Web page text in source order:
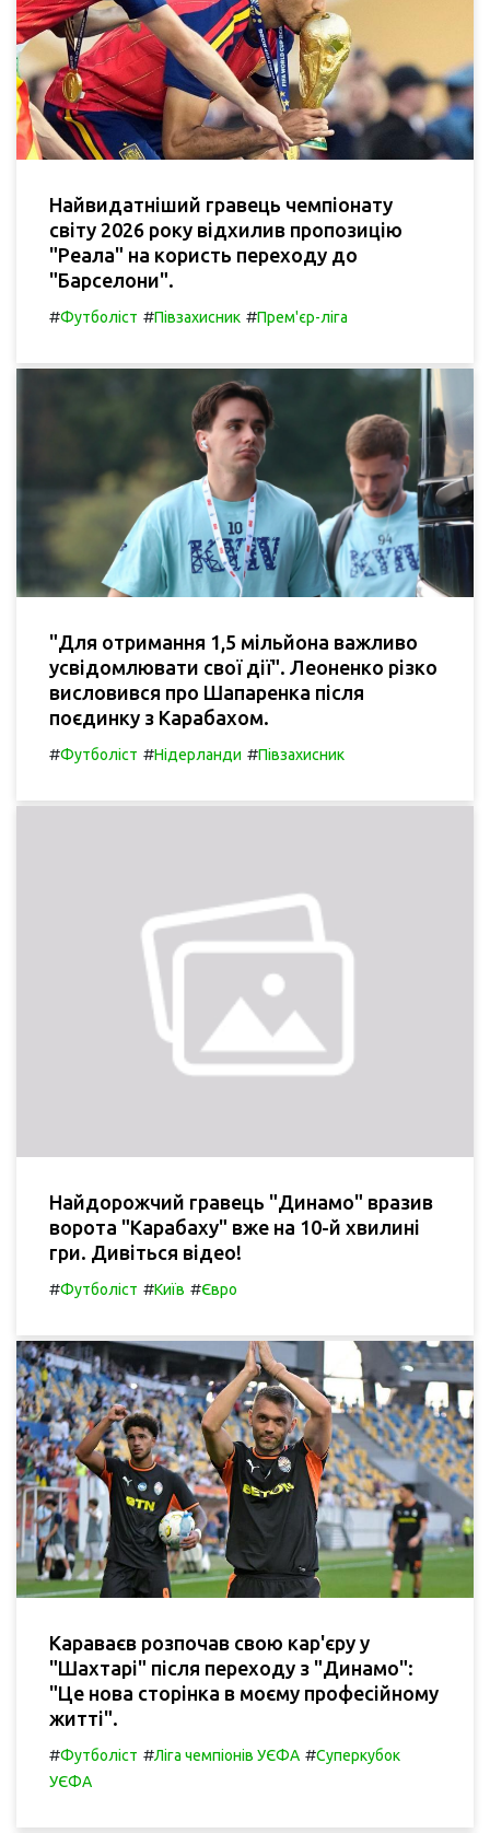
Найвидатніший гравець чемпіонату
світу 2026 року відхилив пропозицію
"Реала" на користь переходу до
"Барселони".
#Футболіст #Півзахисник #Прем'єр-ліга
"Для отримання 1,5 мільйона важливо
усвідомлювати свої дії". Леоненко різко
висловився про Шапаренка після
поєдинку з Карабахом.
#Футболіст #Нідерланди #Півзахисник
Найдорожчий гравець "Динамо" вразив
ворота "Карабаху" вже на 10-й хвилині
гри. Дивіться відео!
#Футболіст #Київ #Євро
Караваєв розпочав свою кар'єру у
"Шахтарі" після переходу з "Динамо":
"Це нова сторінка в моєму професійному
житті".
#Футболіст #Ліга чемпіонів УЄФА #Суперкубок
УЄФА